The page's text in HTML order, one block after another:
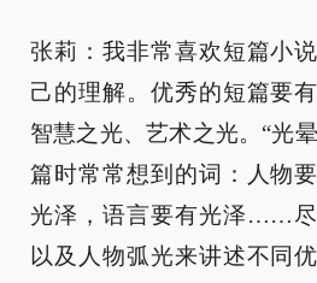
张莉：我非常喜欢短篇小
己的理解。优秀的短篇要
智慧之光、艺术之光。“光
篇时常常想到的词：人物
光泽，语言要有光泽……
以及人物弧光来讲述不同